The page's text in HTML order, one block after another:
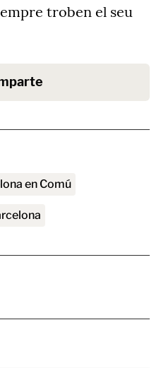
troben el seu
en Comú